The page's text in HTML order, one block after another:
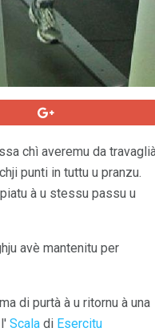
chì averemu da
punti in tuttu u pranzu.
à u stessu passu u
avè mantenitu per
di purtà à u ritornu à una
Scala di Esercitu